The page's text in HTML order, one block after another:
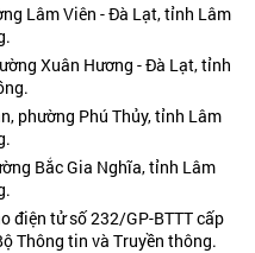
Lâm Viên - Đà Lạt, tỉnh Lâm
Xuân Hương - Đà Lạt, tỉnh
phường Phú Thủy, tỉnh Lâm
Bắc Gia Nghĩa, tỉnh Lâm
điện tử số 232/GP-BTTT cấp
Thông tin và Truyền thông.